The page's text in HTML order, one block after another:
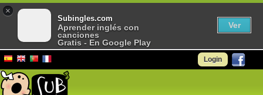
Login
×
Subingles.com
Aprender inglés con
canciones
Gratis - En Google Play
Ver